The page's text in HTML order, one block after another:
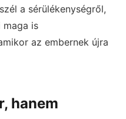
a sérülékenységről,
maga is
az embernek újra
hanem